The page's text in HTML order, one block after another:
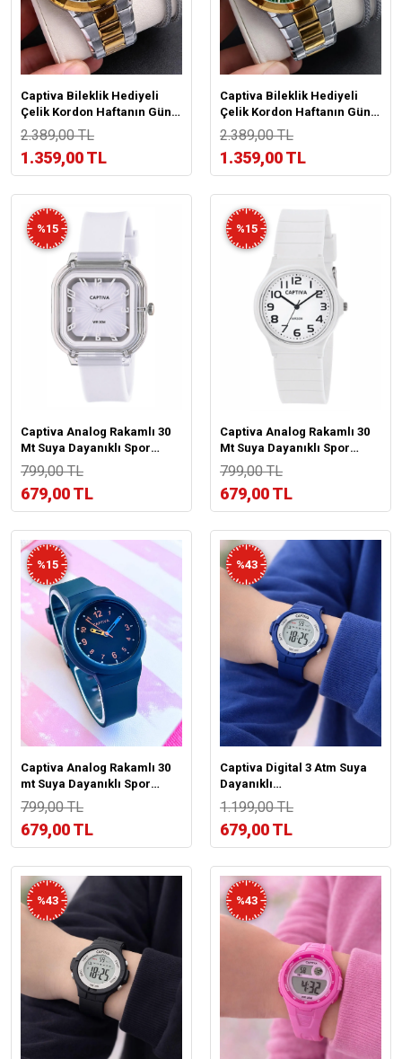
Captiva Bileklik Hediyeli
Çelik Kordon Haftanın Günü
Ve Takvimli Kadran Erkek
Kol Saati CT.M.001.M2
2.389,00 TL
1.359,00 TL
Captiva Bileklik Hediyeli
Çelik Kordon Haftanın Günü
Ve Takvimli Kadran Erkek
Kol Saati CT.M.001.M1
2.389,00 TL
1.359,00 TL
%15
Captiva Analog Rakamlı 30
Mt Suya Dayanıklı Spor
Çocuk Kol Saati YN2026.M10
799,00 TL
679,00 TL
%15
Captiva Analog Rakamlı 30
Mt Suya Dayanıklı Spor
Çocuk Kol Saati YN2026.M02
799,00 TL
679,00 TL
%15
Captiva Analog Rakamlı 30
mt Suya Dayanıklı Spor
Çoçuk Kol Saati
799,00 TL
679,00 TL
%43
Captiva Digital 3 Atm Suya
Dayanıklı
Çoçuk Kol Saati CP.ML.002S2
1.199,00 TL
679,00 TL
%43 %43